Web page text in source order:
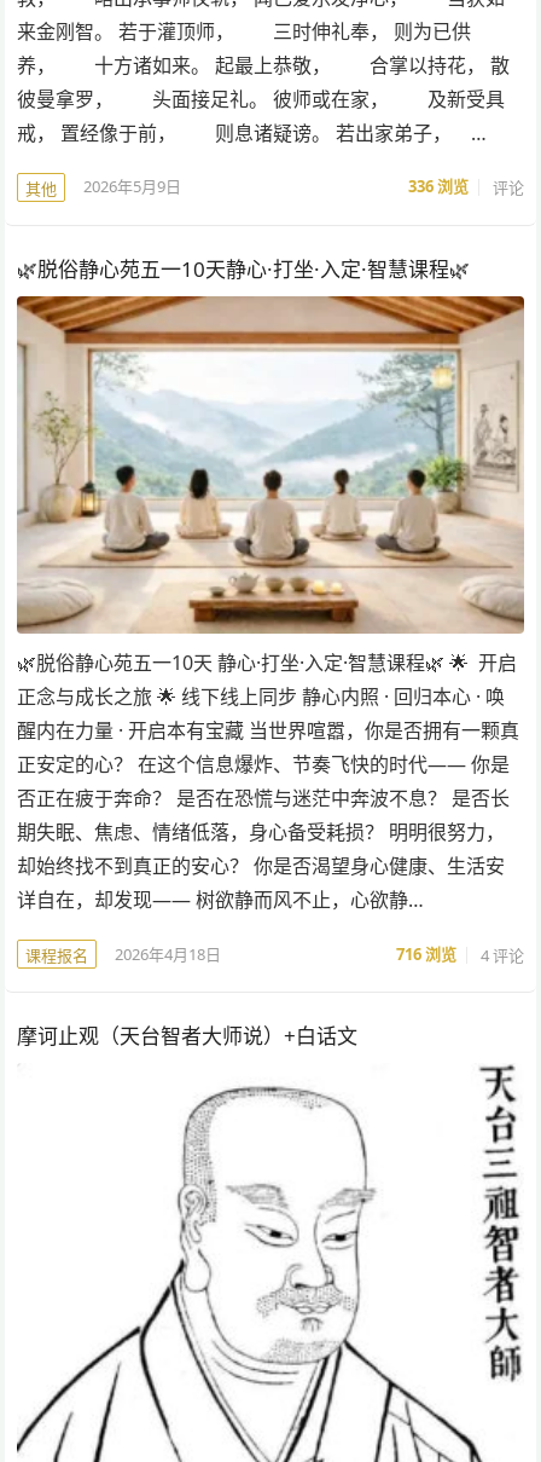
来金刚智。 若于灌顶师， 三时伸礼奉， 则为已供
养， 十方诸如来。 起最上恭敬， 合掌以持花， 散
彼曼拿罗， 头面接足礼。 彼师或在家， 及新受具
戒， 置经像于前， 则息诸疑谤。 若出家弟子， …
其他 2026年5月9日 336浏览 评论
🌿脱俗静心苑五一10天静心·打坐·入定·智慧课程🌿
🌿脱俗静心苑五一10天 静心·打坐·入定·智慧课程🌿 🌟 开启
正念与成长之旅 🌟 线下线上同步 静心内照 · 回归本心 · 唤
醒内在力量 · 开启本有宝藏 当世界喧嚣，你是否拥有一颗真
正安定的心？ 在这个信息爆炸、节奏飞快的时代—— 你是
否正在疲于奔命？ 是否在恐慌与迷茫中奔波不息？ 是否长
期失眠、焦虑、情绪低落，身心备受耗损？ 明明很努力，
却始终找不到真正的安心？ 你是否渴望身心健康、生活安
详自在，却发现—— 树欲静而风不止，心欲静…
课程报名 2026年4月18日 716浏览 4 评论
摩诃止观（天台智者大师说）+白话文